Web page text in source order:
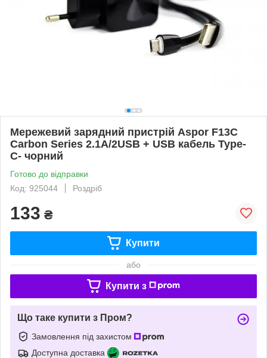
Мережевий зарядний пристрій Aspor F13C
Carbon Series 2.1A/2USB + USB кабель Type-
C- чорний
Готово до відправки
Код: 925044
Роздріб
133 ₴
Купити
або
Купити з
Що таке купити з Пром?
Замовлення під захистом
Доступна доставка